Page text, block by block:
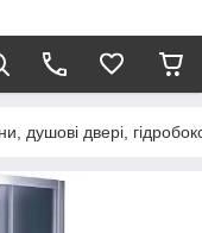
душові двері,